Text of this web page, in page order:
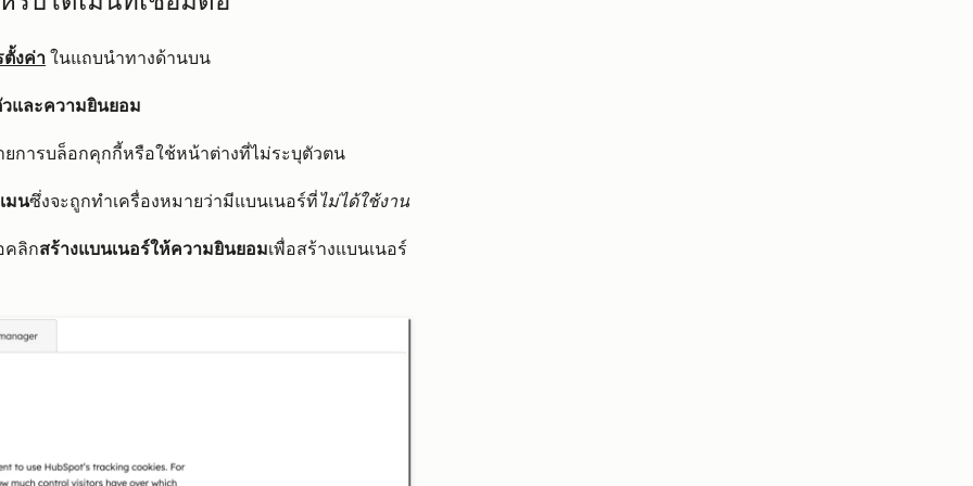
งค่า ในแถบนำทางด้านบน
และความยินยอม
การบล็อกคุกกี้หรือใช้หน้าต่างที่ไม่ระบุตัวตน
มนซึ่งจะถูกทำเครื่องหมายว่ามีแบนเนอร์ที่ไม่ได้ใช้งาน
คลิกสร้างแบนเนอร์ให้ความยินยอมเพื่อสร้างแบนเนอร์